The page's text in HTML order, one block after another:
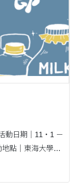
動日期｜11・1 －
點｜東海大學東
草坪) 本次共